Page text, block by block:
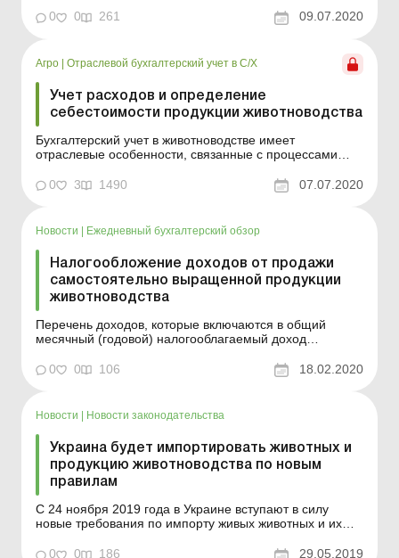
отраслевые особенности, связанные с процессами
качественных и количественных изменений
построение аналитическ...
0 0 261 09.07.2020
Агро | Отраслевой бухгалтерский учет в С/Х
Учет расходов и определение
себестоимости продукции животноводства
Бухгалтерский учет в животноводстве имеет
отраслевые особенности, связанные с процессами
биологических активов (далее – БА). При этом
построение аналитического учета расходов
зависят от профессионального суж...
0 3 1490 07.07.2020
Новости Ежедневный бухгалтерский обзор
Налогообложение доходов от продажи
самостоятельно выращенной продукции
животноводства
Перечень доходов, которые включаются в общий
месячный (годовой) налогооблагаемый доход
Не включаются в расчет общего месячного (годового)
налогооблагаемого дохода физического лица (не
продажи собствен...
0 0 106 18.02.2020
Новости Новости законодательства
Украина будет импортировать животных и
продукцию животноводства по новым
правилам
С 24 ноября 2019 года в Украине вступают в силу
новые требования по импорту живых животных и их
животного происхождения, кормов, сена, соломы, а
0 0 186 29.05.2019